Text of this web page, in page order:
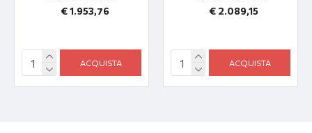
€ 1.953,76
ACQUISTA
€ 2.089,15
ACQUISTA